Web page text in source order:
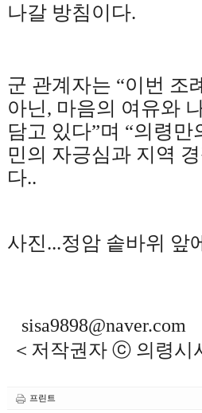
나갈 방침이다.
군 관계자는 “이번 조
아닌, 마음의 여유와
담고 있다”며 “의령만
민의 자긍심과 지역
다..
사진...정암 솥바위 앞
sisa9898@naver.com
＜저작권자 ⓒ 의령시
프린트